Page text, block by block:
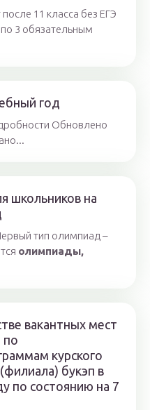
11 класса без ЕГЭ
3 обязательным
год
Обновлено
школьников на
тип олимпиад –
олимпиады,
вакантных мест
по
курского
букэп в
по состоянию на 7